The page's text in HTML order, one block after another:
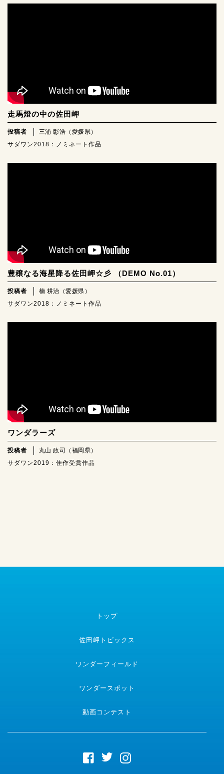
走馬燈の中の佐田岬
投稿者
三浦 彰浩（愛媛県）
サダワン2018：ノミネート作品
豊穣なる海星降る佐田岬☆彡 （DEMO No.01）
投稿者
楠 耕治（愛媛県）
サダワン2018：ノミネート作品
ワンダラーズ
投稿者
丸山 政司（福岡県）
サダワン2019：佳作受賞作品
トップ
佐田岬トピックス
ワンダーフィールド
ワンダースポット
動画コンテスト